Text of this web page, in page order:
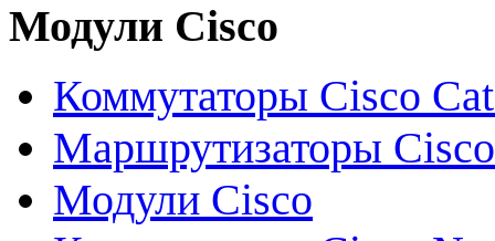
Модули Cisco
Коммутаторы Cisco
Маршрутизаторы Cisco
Модули Cisco